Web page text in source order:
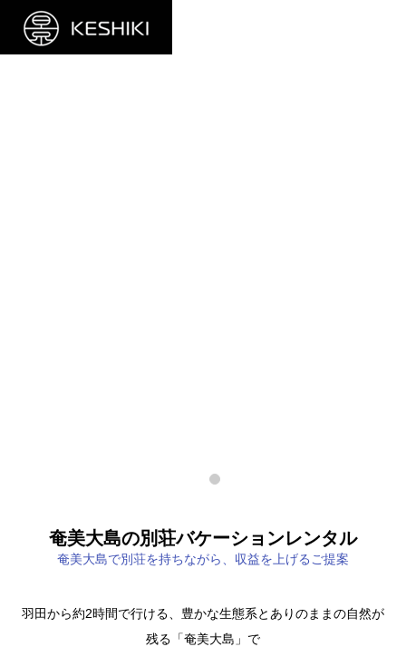
奄美大島の別荘バケーションレンタル
奄美大島で別荘を持ちながら、収益を上げるご提案
羽田から約2時間で行ける、豊かな生態系とありのままの自然が
残る「奄美大島」で